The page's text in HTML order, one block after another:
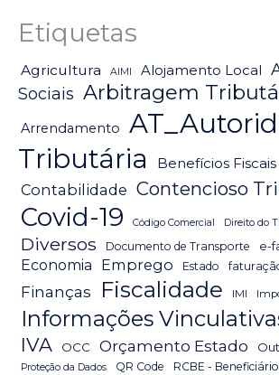
Etiquetas
Agricultura AIMI Alojamento Local
Sociais Arbitragem
Arrendamento
Tributária
Benefícios Fiscais
Contabilidade Contencioso
Covid-19 Código Comercial Direito do
Diversos Documento de Transporte e-
Economia Emprego Estado
Finanças Fiscalidade IMI
Informações
IVA OCC Orçamento Estado
Proteção da Dados QR Code
RCBE -